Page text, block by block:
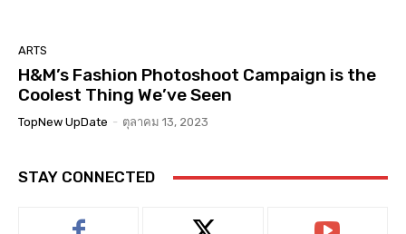
ARTS
H&M’s Fashion Photoshoot Campaign is the
Coolest Thing We’ve Seen
TopNew UpDate - ตุลาคม 13, 2023
STAY CONNECTED